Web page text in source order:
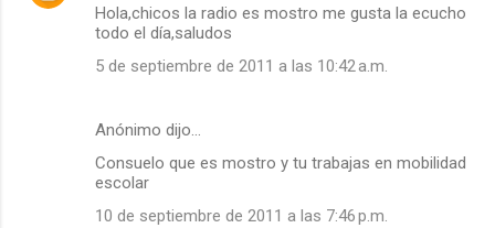
Hola,chicos la radio es mostro me gusta la ecucho
todo el día,saludos
5 de septiembre de 2011 a las 10:42 a.m.
Anónimo dijo…
Consuelo que es mostro y tu trabajas en mobilidad
escolar
10 de septiembre de 2011 a las 7:46 p.m.